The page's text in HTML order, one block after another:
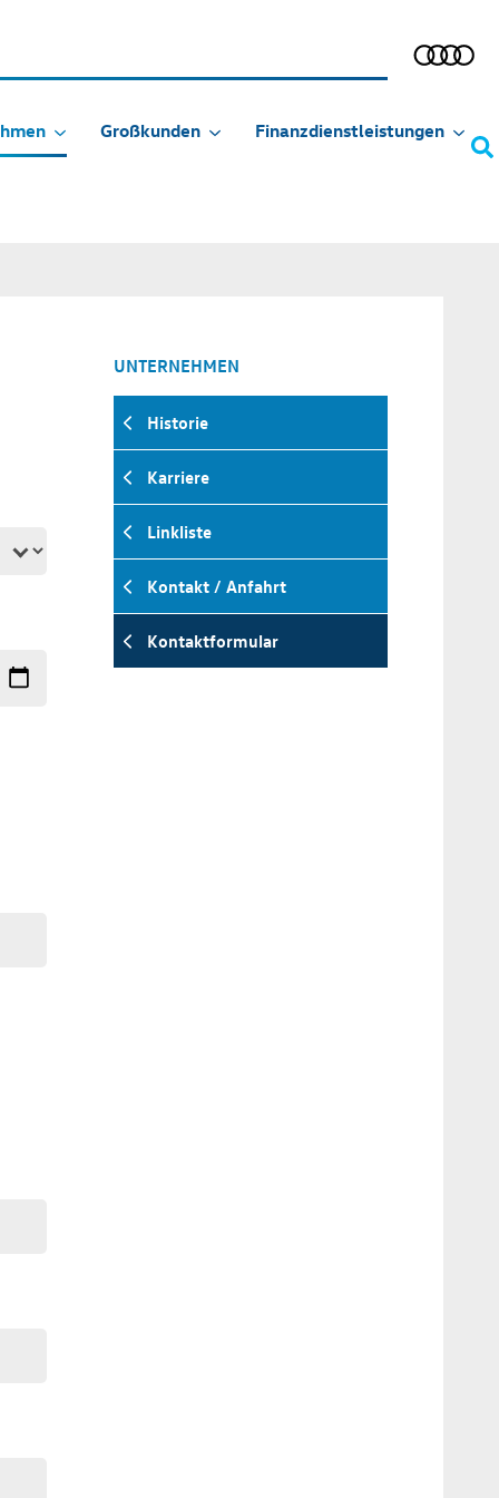
Großkunden Finanzdienstleistungen
UNTERNEHMEN
Historie
Karriere
Linkliste
Kontakt / Anfahrt
Kontaktformular